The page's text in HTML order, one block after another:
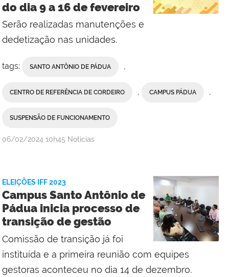
Itabapoana
e
Santo
de
do dia 9 a 16 de fevereiro
Serão realizadas manutenções e
dedetização nas unidades.
tags: SANTO ANTÔNIO DE PÁDUA ,
CENTRO DE REFERÊNCIA DE CORDEIRO , CAMPUS PÁDUA ,
SUSPENSÃO DE FUNCIONAMENTO
por
Campus
Bom
Jesus
do
Itabapoana
e
Pádua
publicado
06/02/2024 10h45 Notícias
ELEIÇÕES IFF 2023
Campus Santo Antônio de
Pádua inicia processo de
transição de gestão
Comissão de transição já foi
instituída e a primeira reunião com equipes
gestoras aconteceu no dia 14 de dezembro.